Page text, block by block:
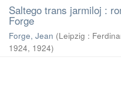
Saltego trans jarmiloj :
Forge
Forge, Jean (Leipzig :
1924, 1924)